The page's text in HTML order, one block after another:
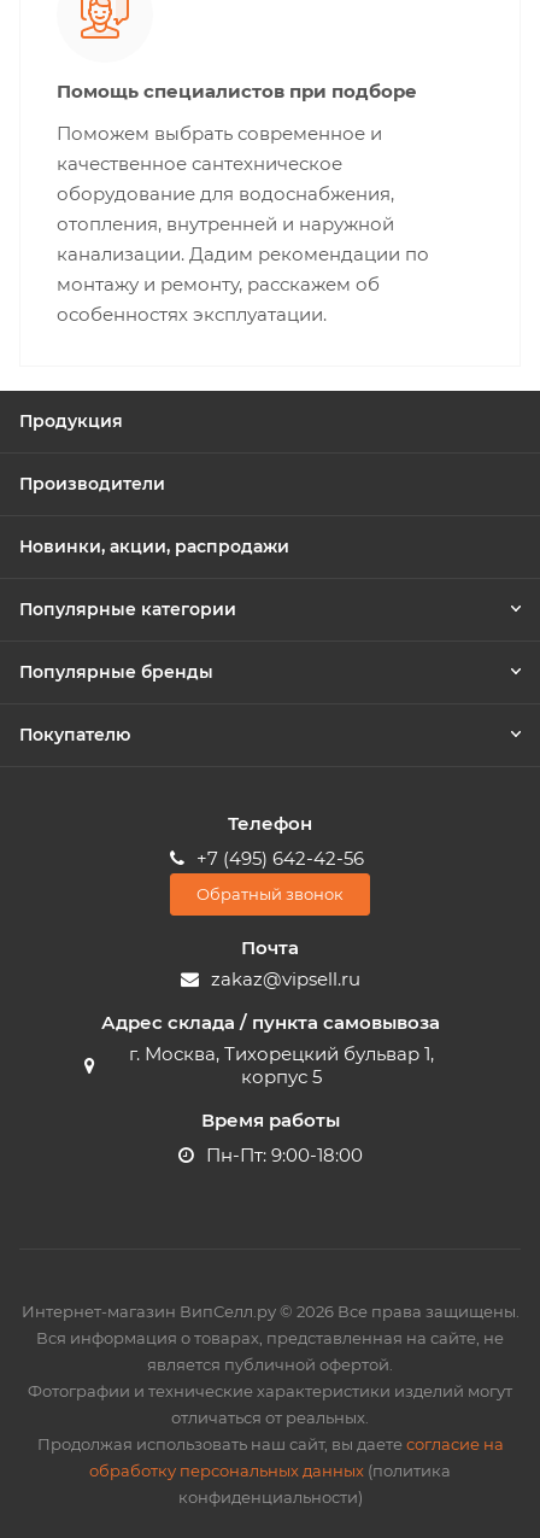
Помощь специалистов при подборе
Поможем выбрать современное и
качественное сантехническое
оборудование для водоснабжения,
отопления, внутренней и наружной
канализации. Дадим рекомендации по
монтажу и ремонту, расскажем об
особенностях эксплуатации.
Продукция
Производители
Новинки, акции, распродажи
Популярные категории
Популярные бренды
Покупателю
Телефон
+7 (495) 642-42-56
Обратный звонок
Почта
zakaz@vipsell.ru
Адрес склада / пункта самовывоза
г. Москва, Тихорецкий бульвар 1,
корпус 5
Время работы
Пн-Пт: 9:00-18:00
Интернет-магазин ВипСелл.ру © 2026 Все права защищены.
Вся информация о товарах, представленная на сайте, не
является публичной офертой.
Фотографии и технические характеристики изделий могут
отличаться от реальных.
Продолжая использовать наш сайт, вы даетесогласие на
обработку персональных данных (политика
конфиденциальности)